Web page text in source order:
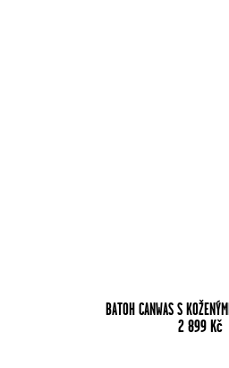
BATOH CANWAS S
2 899Kč